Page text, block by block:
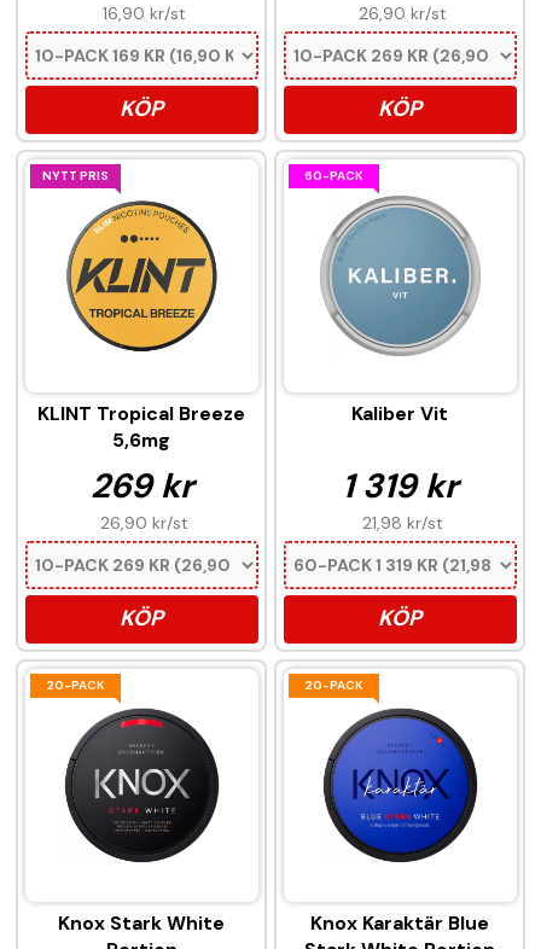
16,90 kr/st
KÖP
26,90 kr/st
KÖP
NYTT PRIS
KLINT Tropical Breeze
5,6mg
269 kr
26,90 kr/st
KÖP
60-PACK
Kaliber Vit
1 319 kr
21,98 kr/st
KÖP
20-PACK
Knox Stark White
20-PACK
Knox Karaktär Blue